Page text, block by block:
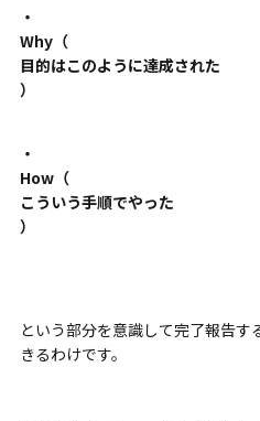
・
Why（
目的はこのように達成された
）
・
How（
こういう手順でやった
）
という部分を意識して完了報告す
きるわけです。